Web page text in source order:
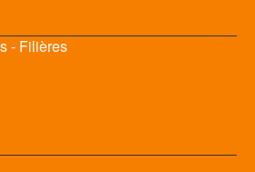
- Filières